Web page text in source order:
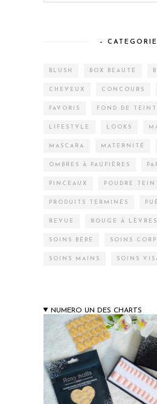
–
BLUSH BOX BEAUTÉ
CHEVEUX CONCOURS
FAVORIS FOND DE TEINT
LIFESTYLE LOOKS
MASCARA MATERNITÉ
OMBRES À PAUPIÈRES
PINCEAUX POUDRE TEINT
PRODUITS TERMINÉS
REVUE ROUGE À LÈVRES
SOINS BÉBÉ SOINS
SOINS MAINS SOINS
NUMERO UN DES CHARTS